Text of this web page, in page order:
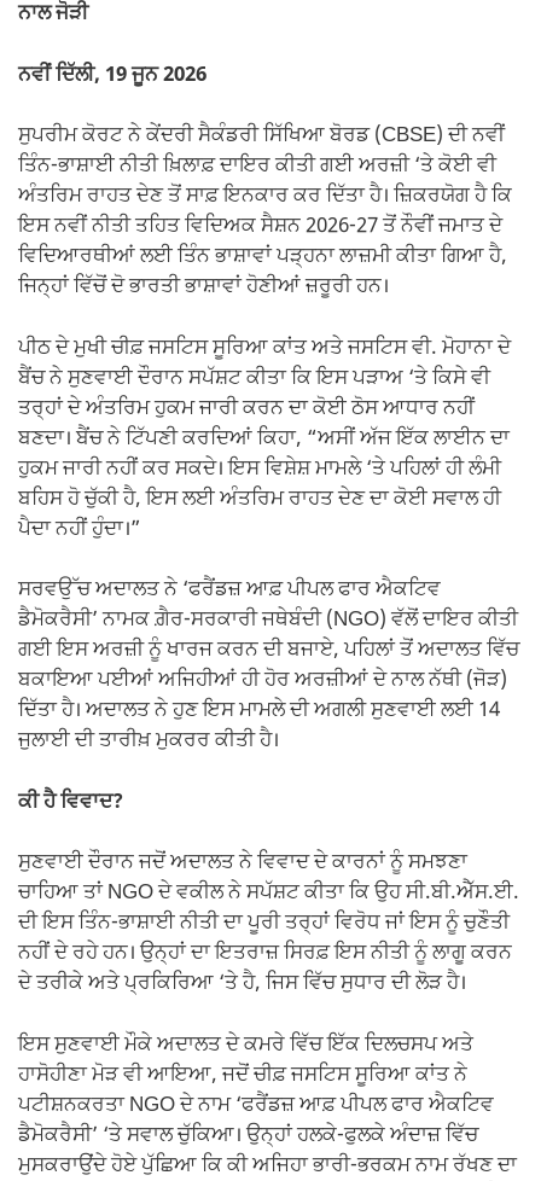
ਨਾਲ ਜੋੜੀ
ਨਵੀਂ ਦਿੱਲੀ, 19 ਜੂਨ 2026
ਸੁਪਰੀਮ ਕੋਰਟ ਨੇ ਕੇਂਦਰੀ ਸੈਕੰਡਰੀ ਸਿੱਖਿਆ ਬੋਰਡ (CBSE) ਦੀ ਨਵੀਂ
ਤਿੰਨ-ਭਾਸ਼ਾਈ ਨੀਤੀ ਖ਼ਿਲਾਫ਼ ਦਾਇਰ ਕੀਤੀ ਗਈ ਅਰਜ਼ੀ ‘ਤੇ ਕੋਈ ਵੀ
ਅੰਤਰਿਮ ਰਾਹਤ ਦੇਣ ਤੋਂ ਸਾਫ਼ ਇਨਕਾਰ ਕਰ ਦਿੱਤਾ ਹੈ। ਜ਼ਿਕਰਯੋਗ ਹੈ ਕਿ
ਇਸ ਨਵੀਂ ਨੀਤੀ ਤਹਿਤ ਵਿਦਿਅਕ ਸੈਸ਼ਨ 2026-27 ਤੋਂ ਨੌਵੀਂ ਜਮਾਤ ਦੇ
ਵਿਦਿਆਰਥੀਆਂ ਲਈ ਤਿੰਨ ਭਾਸ਼ਾਵਾਂ ਪੜ੍ਹਨਾ ਲਾਜ਼ਮੀ ਕੀਤਾ ਗਿਆ ਹੈ,
ਜਿਨ੍ਹਾਂ ਵਿੱਚੋਂ ਦੋ ਭਾਰਤੀ ਭਾਸ਼ਾਵਾਂ ਹੋਣੀਆਂ ਜ਼ਰੂਰੀ ਹਨ।
ਪੀਠ ਦੇ ਮੁਖੀ ਚੀਫ਼ ਜਸਟਿਸ ਸੂਰਿਆ ਕਾਂਤ ਅਤੇ ਜਸਟਿਸ ਵੀ. ਮੋਹਾਨਾ ਦੇ
ਬੈਂਚ ਨੇ ਸੁਣਵਾਈ ਦੌਰਾਨ ਸਪੱਸ਼ਟ ਕੀਤਾ ਕਿ ਇਸ ਪੜਾਅ ‘ਤੇ ਕਿਸੇ ਵੀ
ਤਰ੍ਹਾਂ ਦੇ ਅੰਤਰਿਮ ਹੁਕਮ ਜਾਰੀ ਕਰਨ ਦਾ ਕੋਈ ਠੋਸ ਆਧਾਰ ਨਹੀਂ
ਬਣਦਾ। ਬੈਂਚ ਨੇ ਟਿੱਪਣੀ ਕਰਦਿਆਂ ਕਿਹਾ, “ਅਸੀਂ ਅੱਜ ਇੱਕ ਲਾਈਨ ਦਾ
ਹੁਕਮ ਜਾਰੀ ਨਹੀਂ ਕਰ ਸਕਦੇ। ਇਸ ਵਿਸ਼ੇਸ਼ ਮਾਮਲੇ ‘ਤੇ ਪਹਿਲਾਂ ਹੀ ਲੰਮੀ
ਬਹਿਸ ਹੋ ਚੁੱਕੀ ਹੈ, ਇਸ ਲਈ ਅੰਤਰਿਮ ਰਾਹਤ ਦੇਣ ਦਾ ਕੋਈ ਸਵਾਲ ਹੀ
ਪੈਦਾ ਨਹੀਂ ਹੁੰਦਾ।”
ਸਰਵਉੱਚ ਅਦਾਲਤ ਨੇ ‘ਫਰੈਂਡਜ਼ ਆਫ਼ ਪੀਪਲ ਫਾਰ ਐਕਟਿਵ
ਡੈਮੋਕਰੈਸੀ’ ਨਾਮਕ ਗ਼ੈਰ-ਸਰਕਾਰੀ ਜਥੇਬੰਦੀ (NGO) ਵੱਲੋਂ ਦਾਇਰ ਕੀਤੀ
ਗਈ ਇਸ ਅਰਜ਼ੀ ਨੂੰ ਖਾਰਜ ਕਰਨ ਦੀ ਬਜਾਏ, ਪਹਿਲਾਂ ਤੋਂ ਅਦਾਲਤ ਵਿੱਚ
ਬਕਾਇਆ ਪਈਆਂ ਅਜਿਹੀਆਂ ਹੀ ਹੋਰ ਅਰਜ਼ੀਆਂ ਦੇ ਨਾਲ ਨੱਥੀ (ਜੋੜ)
ਦਿੱਤਾ ਹੈ। ਅਦਾਲਤ ਨੇ ਹੁਣ ਇਸ ਮਾਮਲੇ ਦੀ ਅਗਲੀ ਸੁਣਵਾਈ ਲਈ 14
ਜੁਲਾਈ ਦੀ ਤਾਰੀਖ਼ ਮੁਕਰਰ ਕੀਤੀ ਹੈ।
ਕੀ ਹੈ ਵਿਵਾਦ?
ਸੁਣਵਾਈ ਦੌਰਾਨ ਜਦੋਂ ਅਦਾਲਤ ਨੇ ਵਿਵਾਦ ਦੇ ਕਾਰਨਾਂ ਨੂੰ ਸਮਝਣਾ
ਚਾਹਿਆ ਤਾਂ NGO ਦੇ ਵਕੀਲ ਨੇ ਸਪੱਸ਼ਟ ਕੀਤਾ ਕਿ ਉਹ ਸੀ.ਬੀ.ਐੱਸ.ਈ.
ਦੀ ਇਸ ਤਿੰਨ-ਭਾਸ਼ਾਈ ਨੀਤੀ ਦਾ ਪੂਰੀ ਤਰ੍ਹਾਂ ਵਿਰੋਧ ਜਾਂ ਇਸ ਨੂੰ ਚੁਣੌਤੀ
ਨਹੀਂ ਦੇ ਰਹੇ ਹਨ। ਉਨ੍ਹਾਂ ਦਾ ਇਤਰਾਜ਼ ਸਿਰਫ਼ ਇਸ ਨੀਤੀ ਨੂੰ ਲਾਗੂ ਕਰਨ
ਦੇ ਤਰੀਕੇ ਅਤੇ ਪ੍ਰਕਿਰਿਆ ‘ਤੇ ਹੈ, ਜਿਸ ਵਿੱਚ ਸੁਧਾਰ ਦੀ ਲੋੜ ਹੈ।
ਇਸ ਸੁਣਵਾਈ ਮੌਕੇ ਅਦਾਲਤ ਦੇ ਕਮਰੇ ਵਿੱਚ ਇੱਕ ਦਿਲਚਸਪ ਅਤੇ
ਹਾਸੋਹੀਣਾ ਮੋੜ ਵੀ ਆਇਆ, ਜਦੋਂ ਚੀਫ਼ ਜਸਟਿਸ ਸੂਰਿਆ ਕਾਂਤ ਨੇ
ਪਟੀਸ਼ਨਕਰਤਾ NGO ਦੇ ਨਾਮ ‘ਫਰੈਂਡਜ਼ ਆਫ਼ ਪੀਪਲ ਫਾਰ ਐਕਟਿਵ
ਡੈਮੋਕਰੈਸੀ’ ‘ਤੇ ਸਵਾਲ ਚੁੱਕਿਆ। ਉਨ੍ਹਾਂ ਹਲਕੇ-ਫੁਲਕੇ ਅੰਦਾਜ਼ ਵਿੱਚ
ਮੁਸਕਰਾਉਂਦੇ ਹੋਏ ਪੁੱਛਿਆ ਕਿ ਕੀ ਅਜਿਹਾ ਭਾਰੀ-ਭਰਕਮ ਨਾਮ ਰੱਖਣ ਦਾ